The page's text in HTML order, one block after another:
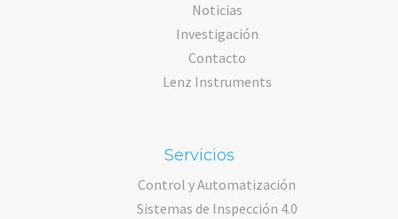
Noticias
Investigación
Contacto
Lenz Instruments
Servicios
Control y Automatización
Sistemas de Inspección 4.0